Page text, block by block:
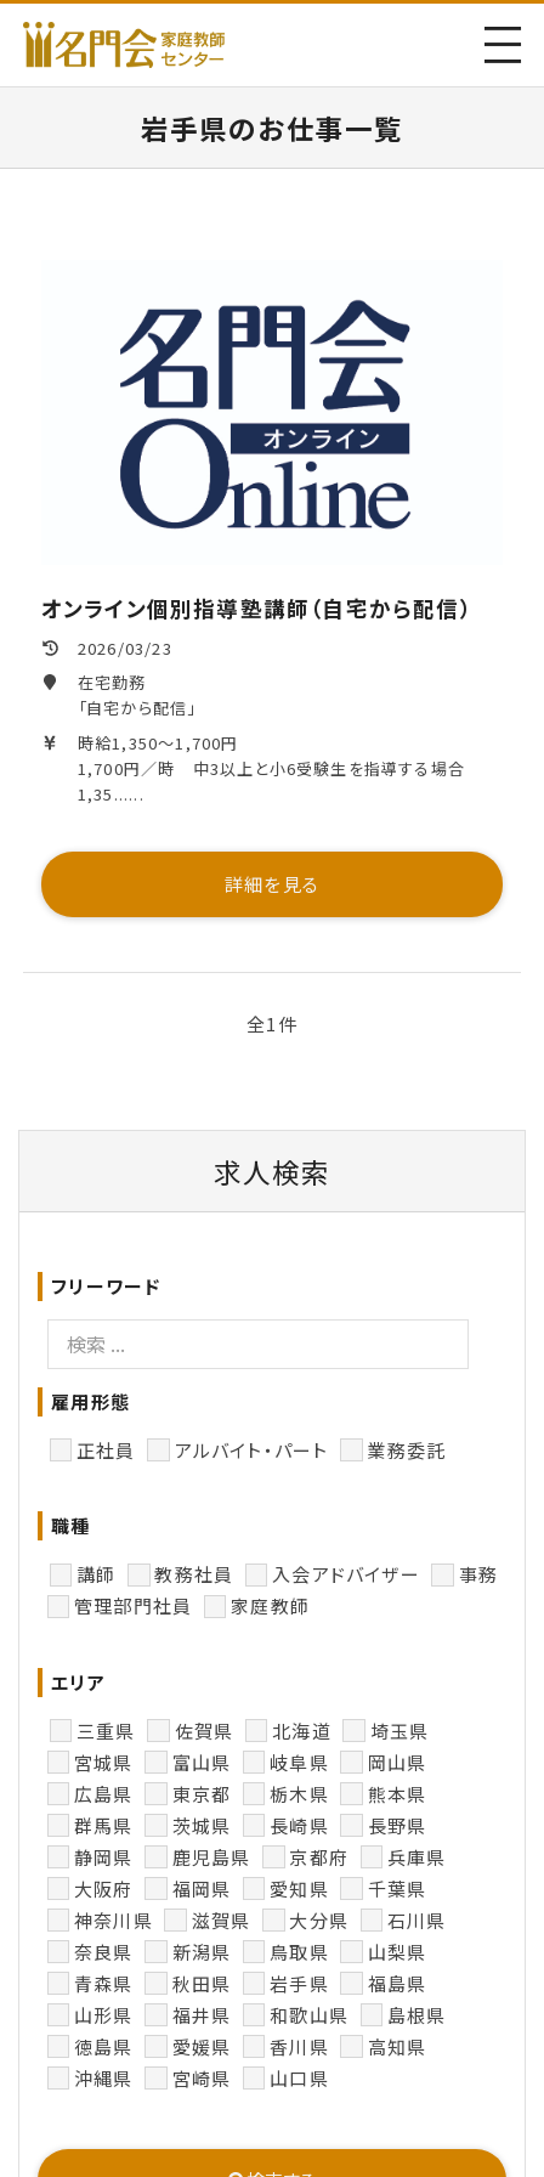
岩手県のお仕事一覧
オンライン個別指導塾講師（自宅から配信）
2026/03/23
在宅勤務
「自宅から配信」
時給1,350～1,700円
1,700円／時 中3以上と小6受験生を指導する場合
1,35......
詳細を見る
全1件
求人検索
フリーワード
雇用形態
正社員
アルバイト・パート 業務委託
職種
講師
教務社員 入会アドバイザー
事務
管理部門社員
家庭教師
エリア
三重県
佐賀県 北海道
埼玉県
宮城県
富山県 岐阜県
岡山県
広島県
東京都 栃木県
熊本県
群馬県
茨城県 長崎県
長野県
静岡県
鹿児島県 京都府
兵庫県
大阪府
福岡県 愛知県
千葉県
神奈川県
滋賀県 大分県
石川県
奈良県
新潟県 鳥取県
山梨県
青森県
秋田県 岩手県
福島県
山形県
福井県 和歌山県
島根県
徳島県
愛媛県 香川県
高知県
沖縄県
宮崎県 山口県